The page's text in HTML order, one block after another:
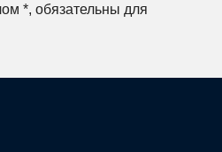
*, обязательны для